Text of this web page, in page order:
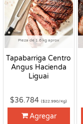
Pieza de 1.6 kg aprox
Tapabarriga Centro
Angus Hacienda
Liguai
$36.784($22.990/Kg)
Agregar